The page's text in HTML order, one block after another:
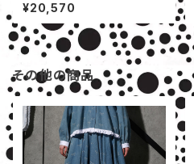
¥20,570
その他の商品